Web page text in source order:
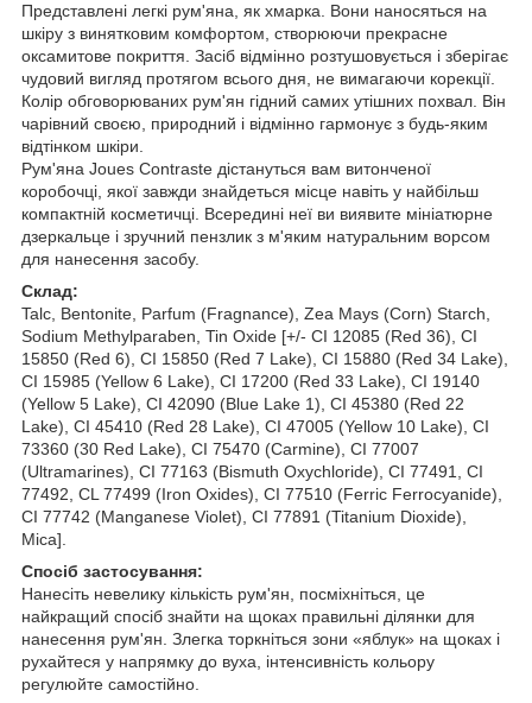
Представлені легкі рум'яна, як хмарка. Вони наносяться на
шкіру з винятковим комфортом, створюючи прекрасне
оксамитове покриття. Засіб відмінно розтушовується і зберігає
чудовий вигляд протягом всього дня, не вимагаючи корекції.
Колір обговорюваних рум'ян гідний самих утішних похвал. Він
чарівний своєю, природний і відмінно гармонує з будь-яким
відтінком шкіри.
Рум'яна Joues Contraste дістануться вам витонченої
коробочці, якої завжди знайдеться місце навіть у найбільш
компактній косметичці. Всередині неї ви виявите мініатюрне
дзеркальце і зручний пензлик з м'яким натуральним ворсом
для нанесення засобу.
Склад:
Talc, Bentonite, Parfum (Fragnance), Zea Mays (Corn) Starch,
Sodium Methylparaben, Tin Oxide [+/- CI 12085 (Red 36), CI
15850 (Red 6), CI 15850 (Red 7 Lake), CI 15880 (Red 34 Lake),
CI 15985 (Yellow 6 Lake), CI 17200 (Red 33 Lake), CI 19140
(Yellow 5 Lake), CI 42090 (Blue Lake 1), CI 45380 (Red 22
Lake), CI 45410 (Red 28 Lake), CI 47005 (Yellow 10 Lake), CI
73360 (30 Red Lake), CI 75470 (Carmine), CI 77007
(Ultramarines), CI 77163 (Bismuth Oxychloride), CI 77491, CI
77492, CL 77499 (Iron Oxides), CI 77510 (Ferric Ferrocyanide),
CI 77742 (Manganese Violet), CI 77891 (Titanium Dioxide),
Mica].
Спосіб застосування:
Нанесіть невелику кількість рум'ян, посміхніться, це
найкращий спосіб знайти на щоках правильні ділянки для
нанесення рум'ян. Злегка торкніться зони «яблук» на щоках і
рухайтеся у напрямку до вуха, інтенсивність кольору
регулюйте самостійно.